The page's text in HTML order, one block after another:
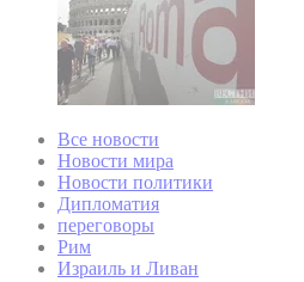
Все новости
Новости мира
Новости политики
Дипломатия
переговоры
Рим
Израиль и Ливан